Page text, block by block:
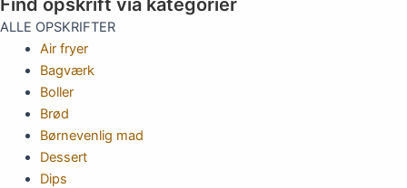
ALLE OPSKRIFTER
Air fryer
Bagværk
Boller
Brød
Børnevenlig mad
Dessert
Dips